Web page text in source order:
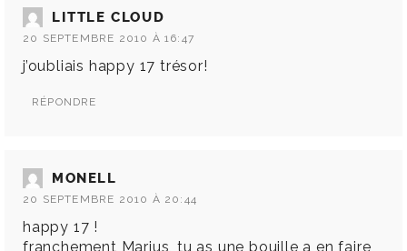
LITTLE CLOUD
20 SEPTEMBRE 2010 À 16:47
j’oubliais happy 17 trésor!
RÉPONDRE
MONELL
20 SEPTEMBRE 2010 À 20:44
happy 17 !
franchement Marius, tu as une bouille a en faire